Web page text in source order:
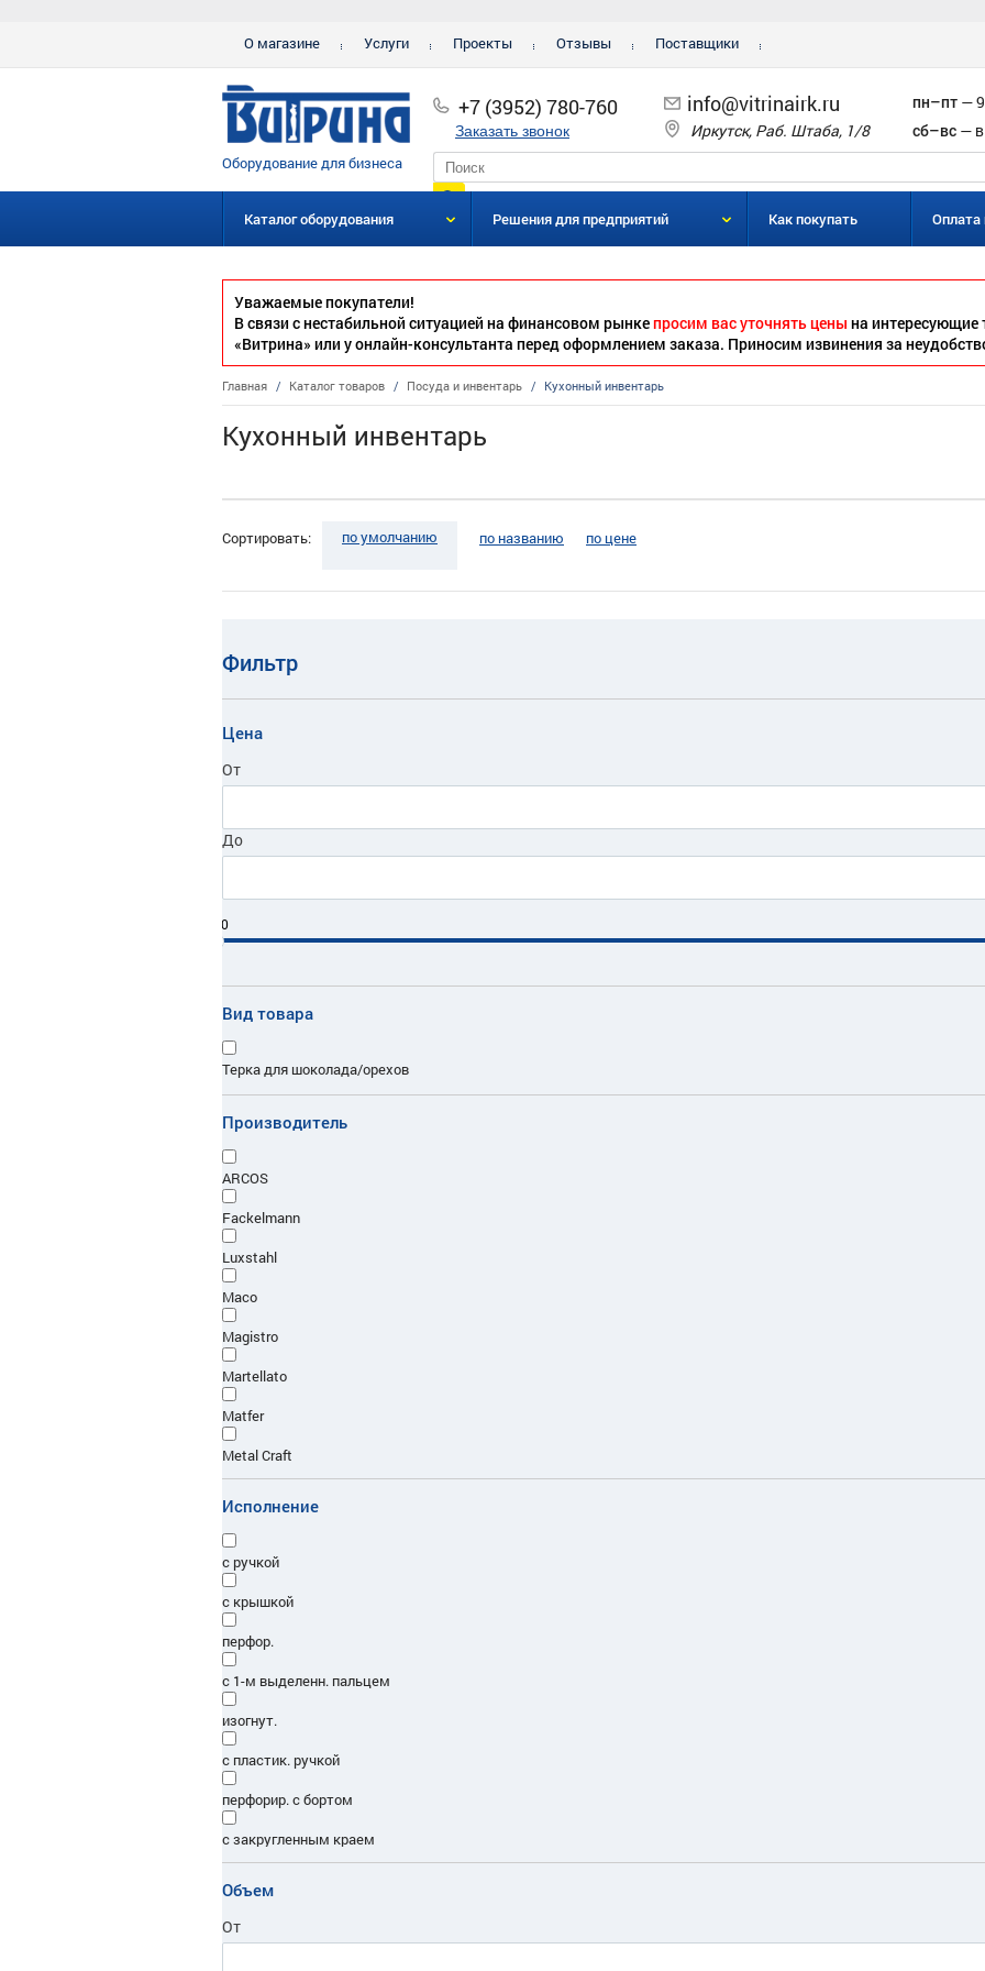
О магазине Услуги Проекты Отзывы Поставщики
Оборудование для бизнеса
+7 (3952) 780-760
Заказать звонок
info@vitrinairk.ru
Иркутск, Раб. Штаба, 1/8
пн–пт —
сб–вс —
Каталог оборудования Решения для предприятий Как покупать Оплата
Уважаемые покупатели!
В связи с нестабильной ситуацией на финансовом рынкепросим вас уточнять цены на
«Витрина» или у онлайн-консультанта перед оформлением заказа. Приносим извинения за
Главная / Каталог товаров / Посуда и инвентарь / Кухонный инвентарь
Кухонный инвентарь
Сортировать: по умолчанию по названию по цене
Фильтр
Цена
От
До
0
Вид товара
Терка для шоколада/орехов
Производитель
ARCOS
Fackelmann
Luxstahl
Maco
Magistro
Martellato
Matfer
Metal Craft
MGSteel
MMD
P.L. - Proff Chef Line
P.L. ProffCuisine
Paderno
Phibo
PL
Plast team
ProHotel
Restola
Tellier
Исполнение
с ручкой
с крышкой
перфор.
с 1-м выделенн. пальцем
изогнут.
с пластик. ручкой
перфорир. с бортом
с закругленным краем
с ситом
Объем
От